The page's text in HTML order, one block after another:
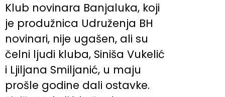
Klub novinara Banjaluka, koji
je produžnica Udruženja BH
novinari, nije ugašen, ali su
čelni ljudi kluba, Siniša Vukelić
i Ljiljana Smiljanić, u maju
prošle godine dali ostavke.